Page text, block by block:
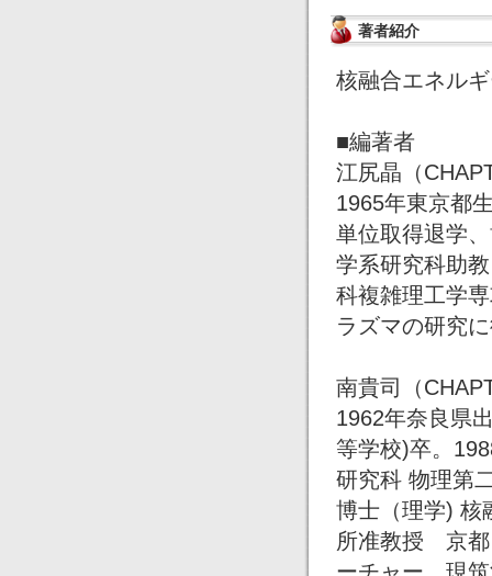
著者紹介
核融合エネル
■編著者
江尻晶（
1965年東京都
単位取得退学
学系研究科助
科複雑理工学
ラズマの研究
南貴司（
1962年奈良県
等学校)卒。
研究科 物理第
博士（理学)
所准教授 京都